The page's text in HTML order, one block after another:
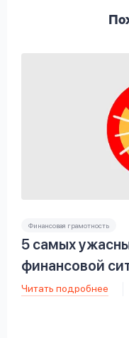
Финансовая грамотность
5 самых
финансовой
Читать подробнее